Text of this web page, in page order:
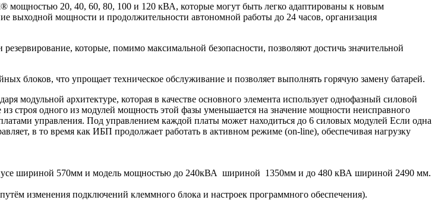
20, 40, 60, 80, 100 и 120 кВА, которые могут быть легко адаптированы к новым
выходной мощности и продолжительности автономной работы до 24 часов, организация
которые, помимо максимальной безопасности, позволяют достичь значительной
блоков, что упрощает техническое обслуживание и позволяет выполнять горячую замену батарей.
модульной архитектуре, которая в качестве основного элемента использует однофазный силовой
одного из модулей мощность этой фазы уменьшается на значение мощности неисправного
управления. Под управлением каждой платы может находиться до 6 силовых модулей Если одна
в то время как ИБП продолжает работать в активном режиме (on-line), обеспечивая нагрузку
шириной 570мм и модель мощностью до 240кВА шириной 1350мм и до 480 кВА шириной 2490 мм.
изменения подключений клеммного блока и настроек программного обеспечения).